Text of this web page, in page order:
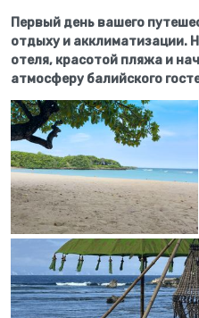
Первый день вашего
отдыху и акклиматизации.
отеля, красотой пляжа и
атмосферу балийского